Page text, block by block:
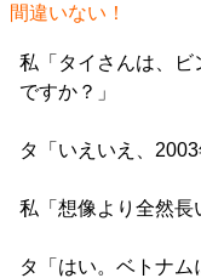
間違いない！
私「タイさんは、ビ
ですか？」
タ「いえいえ、2003
私「想像より全然長
タ「はい。ベトナ